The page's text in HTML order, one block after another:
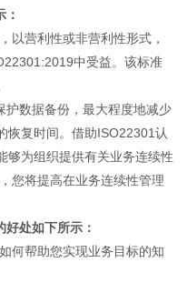
营利性或非营利性形式，
中受益。该标准
数据备份，最大程度地减少
恢复时间。借助ISO22301认
够为组织提供有关业务连续性
您将提高在业务连续性管理
处如下所示：
帮助您实现业务目标的知